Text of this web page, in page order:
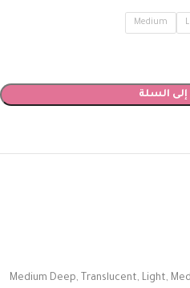
Medium
السلة
Medium Deep, Translucent, Light,